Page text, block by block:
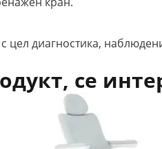
цел диагностика,
се